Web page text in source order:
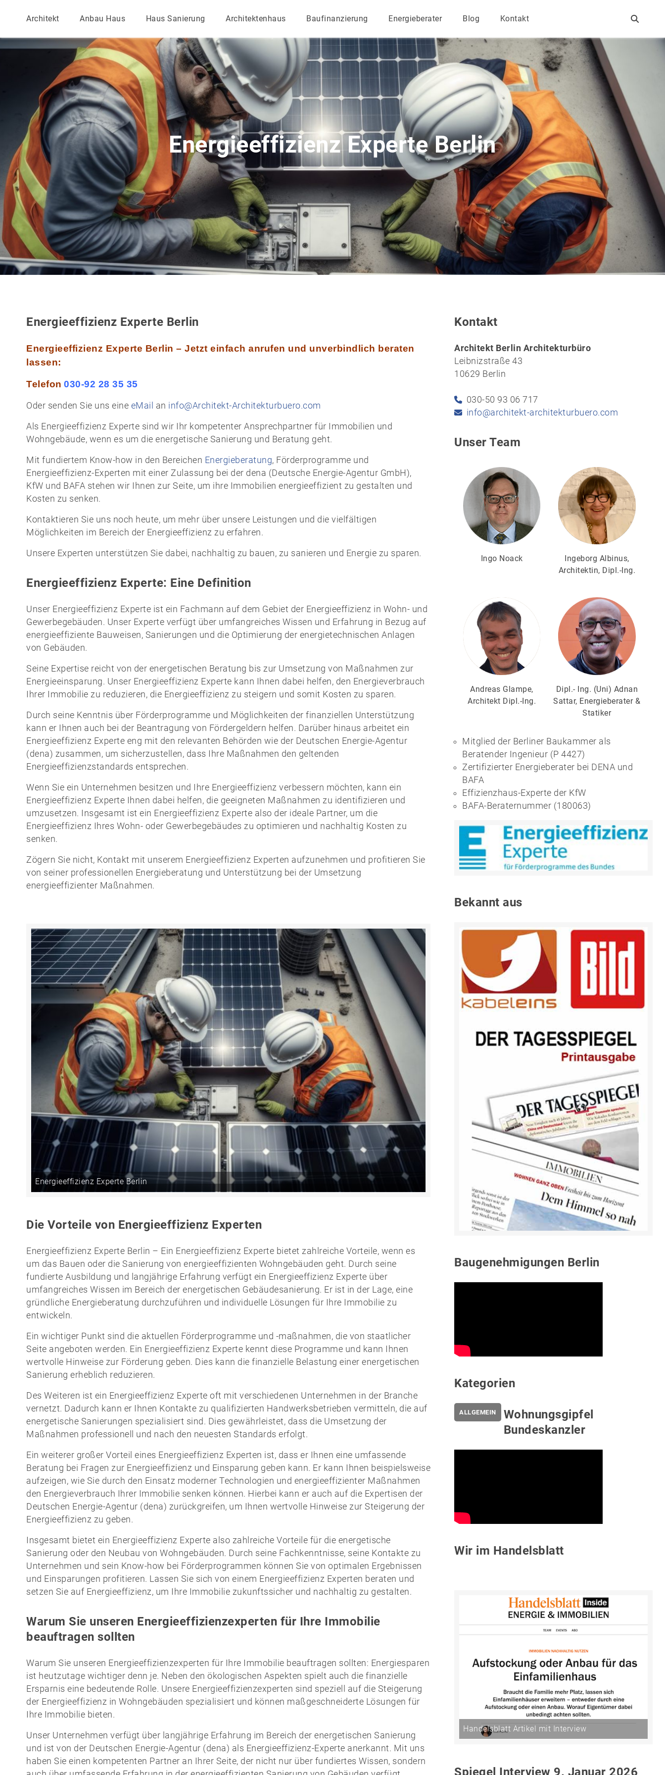
Architekt Anbau Haus Haus Sanierung Architektenhaus Baufinanzierung Energieberater Blog Kontakt
Energieeffizienz Experte Berlin
Energieeffizienz Experte Berlin
Energieeffizienz Experte Berlin – Jetzt einfach anrufen und unverbindlich beraten
lassen:
Telefon 030-92 28 35 35
Oder senden Sie uns eine eMail an info@Architekt-Architekturbuero.com
Als Energieeffizienz Experte sind wir Ihr kompetenter Ansprechpartner für Immobilien und
Wohngebäude, wenn es um die energetische Sanierung und Beratung geht.
Mit fundiertem Know-how in den Bereichen Energieberatung, Förderprogramme und
Energieeffizienz-Experten mit einer Zulassung bei der dena (Deutsche Energie-Agentur GmbH),
KfW und BAFA stehen wir Ihnen zur Seite, um ihre Immobilien energieeffizient zu gestalten und
Kosten zu senken.
Kontaktieren Sie uns noch heute, um mehr über unsere Leistungen und die vielfältigen
Möglichkeiten im Bereich der Energieeffizienz zu erfahren.
Unsere Experten unterstützen Sie dabei, nachhaltig zu bauen, zu sanieren und Energie zu sparen.
Energieeffizienz Experte: Eine Definition
Unser Energieeffizienz Experte ist ein Fachmann auf dem Gebiet der Energieeffizienz in Wohn- und
Gewerbegebäuden. Unser Experte verfügt über umfangreiches Wissen und Erfahrung in Bezug auf
energieeffiziente Bauweisen, Sanierungen und die Optimierung der energietechnischen Anlagen
von Gebäuden.
Seine Expertise reicht von der energetischen Beratung bis zur Umsetzung von Maßnahmen zur
Energieeinsparung. Unser Energieeffizienz Experte kann Ihnen dabei helfen, den Energieverbrauch
Ihrer Immobilie zu reduzieren, die Energieeffizienz zu steigern und somit Kosten zu sparen.
Durch seine Kenntnis über Förderprogramme und Möglichkeiten der finanziellen Unterstützung
kann er Ihnen auch bei der Beantragung von Fördergeldern helfen. Darüber hinaus arbeitet ein
Energieeffizienz Experte eng mit den relevanten Behörden wie der Deutschen Energie-Agentur
(dena) zusammen, um sicherzustellen, dass Ihre Maßnahmen den geltenden
Energieeffizienzstandards entsprechen.
Wenn Sie ein Unternehmen besitzen und Ihre Energieeffizienz verbessern möchten, kann ein
Energieeffizienz Experte Ihnen dabei helfen, die geeigneten Maßnahmen zu identifizieren und
umzusetzen. Insgesamt ist ein Energieeffizienz Experte also der ideale Partner, um die
Energieeffizienz Ihres Wohn- oder Gewerbegebäudes zu optimieren und nachhaltig Kosten zu
senken.
Zögern Sie nicht, Kontakt mit unserem Energieeffizienz Experten aufzunehmen und profitieren Sie
von seiner professionellen Energieberatung und Unterstützung bei der Umsetzung
energieeffizienter Maßnahmen.
Energieeffizienz Experte Berlin
Die Vorteile von Energieeffizienz Experten
Energieeffizienz Experte Berlin – Ein Energieeffizienz Experte bietet zahlreiche Vorteile, wenn es
um das Bauen oder die Sanierung von energieeffizienten Wohngebäuden geht. Durch seine
fundierte Ausbildung und langjährige Erfahrung verfügt ein Energieeffizienz Experte über
umfangreiches Wissen im Bereich der energetischen Gebäudesanierung. Er ist in der Lage, eine
gründliche Energieberatung durchzuführen und individuelle Lösungen für Ihre Immobilie zu
entwickeln.
Ein wichtiger Punkt sind die aktuellen Förderprogramme und -maßnahmen, die von staatlicher
Seite angeboten werden. Ein Energieeffizienz Experte kennt diese Programme und kann Ihnen
wertvolle Hinweise zur Förderung geben. Dies kann die finanzielle Belastung einer energetischen
Sanierung erheblich reduzieren.
Des Weiteren ist ein Energieeffizienz Experte oft mit verschiedenen Unternehmen in der Branche
vernetzt. Dadurch kann er Ihnen Kontakte zu qualifizierten Handwerksbetrieben vermitteln, die auf
energetische Sanierungen spezialisiert sind. Dies gewährleistet, dass die Umsetzung der
Maßnahmen professionell und nach den neuesten Standards erfolgt.
Ein weiterer großer Vorteil eines Energieeffizienz Experten ist, dass er Ihnen eine umfassende
Beratung bei Fragen zur Energieeffizienz und Einsparung geben kann. Er kann Ihnen beispielsweise
aufzeigen, wie Sie durch den Einsatz moderner Technologien und energieeffizienter Maßnahmen
den Energieverbrauch Ihrer Immobilie senken können. Hierbei kann er auch auf die Expertisen der
Deutschen Energie-Agentur (dena) zurückgreifen, um Ihnen wertvolle Hinweise zur Steigerung der
Energieeffizienz zu geben.
Insgesamt bietet ein Energieeffizienz Experte also zahlreiche Vorteile für die energetische
Sanierung oder den Neubau von Wohngebäuden. Durch seine Fachkenntnisse, seine Kontakte zu
Unternehmen und sein Know-how bei Förderprogrammen können Sie von optimalen Ergebnissen
und Einsparungen profitieren. Lassen Sie sich von einem Energieeffizienz Experten beraten und
setzen Sie auf Energieeffizienz, um Ihre Immobilie zukunftssicher und nachhaltig zu gestalten.
Warum Sie unseren Energieeffizienzexperten für Ihre Immobilie
beauftragen sollten
Warum Sie unseren Energieeffizienzexperten für Ihre Immobilie beauftragen sollten: Energiesparen
ist heutzutage wichtiger denn je. Neben den ökologischen Aspekten spielt auch die finanzielle
Ersparnis eine bedeutende Rolle. Unsere Energieeffizienzexperten sind speziell auf die Steigerung
der Energieeffizienz in Wohngebäuden spezialisiert und können maßgeschneiderte Lösungen für
Ihre Immobilie bieten.
Unser Unternehmen verfügt über langjährige Erfahrung im Bereich der energetischen Sanierung
und ist von der Deutschen Energie-Agentur (dena) als Energieeffizienz-Experte anerkannt. Mit uns
haben Sie einen kompetenten Partner an Ihrer Seite, der nicht nur über fundiertes Wissen, sondern
Kontakt
Architekt Berlin Architekturbüro
Leibnizstraße 43
10629 Berlin
030-50 93 06 717
info@architekt-architekturbuero.com
Unser Team
Ingo Noack
Ingeborg Albinus,
Architektin, Dipl.-Ing.
Andreas Glampe,
Architekt Dipl.-Ing.
Dipl.- Ing. (Uni) Adnan
Sattar, Energieberater &
Statiker
Mitglied der Berliner Baukammer als
Beratender Ingenieur (P 4427)
Zertifizierter Energieberater bei DENA und
BAFA
Effizienzhaus-Experte der KfW
BAFA-Beraternummer (180063)
Bekannt aus
Baugenehmigungen Berlin
Kategorien
ALLGEMEIN
Wohnungsgipfel
Bundeskanzler
Wir im Handelsblatt
Handelsblatt Artikel mit Interview
Spiegel Interview 9. Januar 2026